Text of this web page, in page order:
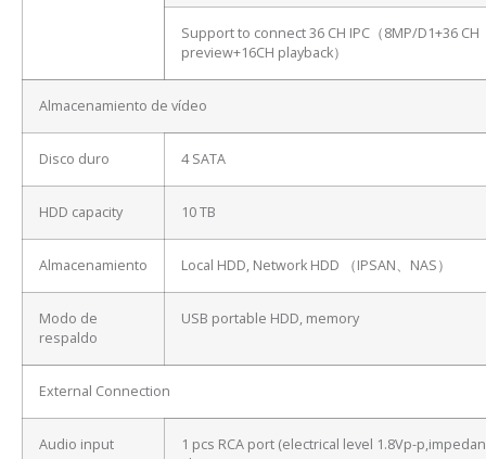
Support to connect 36 CH IPC（8MP/D1+36 CH
preview+16CH playback）
Almacenamiento de vídeo
Disco duro 4 SATA
HDD capacity 10 TB
Almacenamiento Local HDD, Network HDD （IPSAN、NAS）
Modo de
respaldo
USB portable HDD, memory
External Connection
Audio input
1 pcs RCA port (electrical level 1.8Vp-